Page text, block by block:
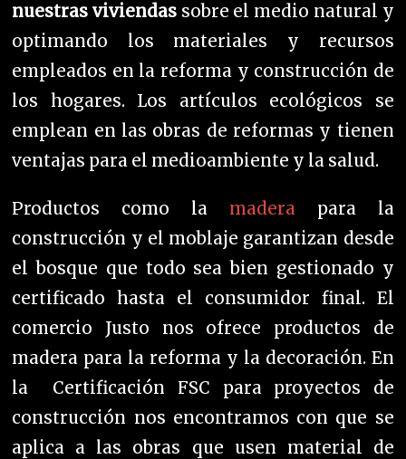
nuestras viviendas sobre el medio natural y
optimando los materiales y recursos
empleados en la reforma y construcción de
los hogares. Los artículos ecológicos se
emplean en las obras de reformas y tienen
ventajas para el medioambiente y la salud.
Productos como la maderapara la
construcción y el moblaje garantizan desde
el bosque que todo sea bien gestionado y
certificado hasta el consumidor final. El
comercio Justo nos ofrece productos de
madera para la reforma y la decoración. En
la Certificación FSC para proyectos de
construcción nos encontramos con que se
aplica a las obras que usen material de